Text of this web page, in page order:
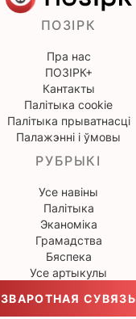
ПОЗІРК
Пра нас
ПОЗІРК+
Кантакты
Палітыка cookie
Палітыка прыватнасці
Палажэнні і ўмовы
РУБРЫКІ
Усе навіны
Палітыка
Эканоміка
Грамадства
Бяспека
Усе артыкулы
ЗВАРОТНАЯ СУВЯЗЬ